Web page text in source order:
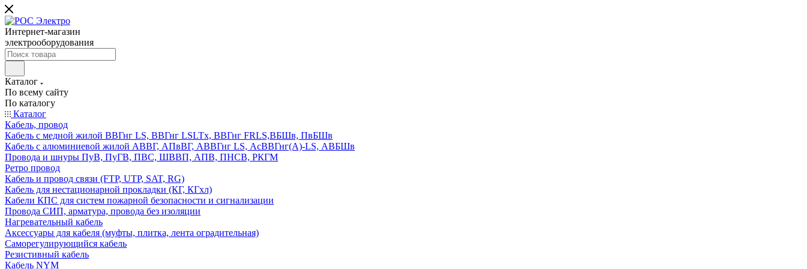
Интернет-магазин
электрооборудования
Каталог
По всему сайту
По каталогу
Каталог
Кабель, провод
Кабель с медной жилой ВВГнг LS, ВВГнг LSLTx, ВВГнг FRLS,ВБШв, ПвБШв
Кабель с алюминиевой жилой АВВГ, АПвВГ, АВВГнг LS, АсВВГнг(А)-LS, АВБШв
Провода и шнуры ПуВ, ПуГВ, ПВС, ШВВП, АПВ, ПНСВ, РКГМ
Ретро провод
Кабель и провод связи (FTP, UTP, SAT, RG)
Кабель для нестационарной прокладки (КГ, КГхл)
Кабели КПС для систем пожарной безопасности и сигнализации
Провода СИП, арматура, провода без изоляции
Нагревательный кабель
Аксессуары для кабеля (муфты, плитка, лента оградительная)
Саморегулирующийся кабель
Резистивный кабель
Кабель NYM